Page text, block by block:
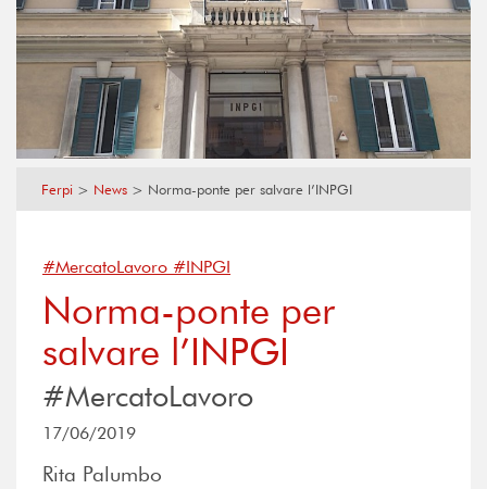
Ferpi > News > Norma-ponte per salvare l’INPGI
#MercatoLavoro #INPGI
Norma-ponte per
salvare l’INPGI
#MercatoLavoro
17/06/2019
Rita Palumbo